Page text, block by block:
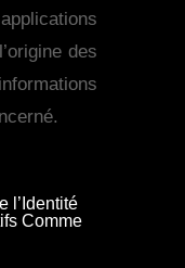
des
l’Identité
Comme